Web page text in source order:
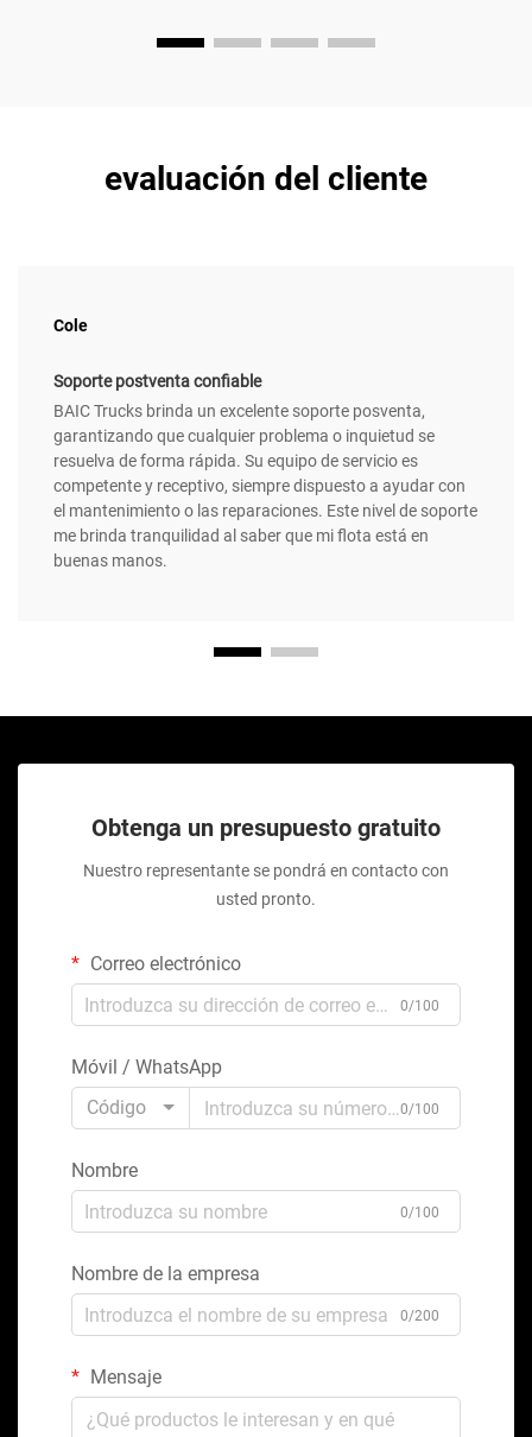
evaluación del cliente
Cole
Soporte postventa confiable
BAIC Trucks brinda un excelente soporte posventa,
garantizando que cualquier problema o inquietud se
resuelva de forma rápida. Su equipo de servicio es
competente y receptivo, siempre dispuesto a ayudar con
el mantenimiento o las reparaciones. Este nivel de soporte
me brinda tranquilidad al saber que mi flota está en
buenas manos.
Obtenga un presupuesto gratuito
Nuestro representante se pondrá en contacto con
usted pronto.
Correo electrónico
0/100
Móvil / WhatsApp
Código
0/100
Nombre
0/100
Nombre de la empresa
0/200
Mensaje